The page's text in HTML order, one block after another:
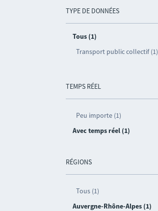
TYPE DE DONNÉES
Tous (1)
Transport public collectif (1)
TEMPS RÉEL
Peu importe (1)
Avec temps réel (1)
RÉGIONS
Tous (1)
Auvergne-Rhône-Alpes (1)